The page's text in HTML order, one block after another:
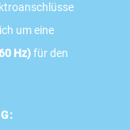
um eine
Hz)für den